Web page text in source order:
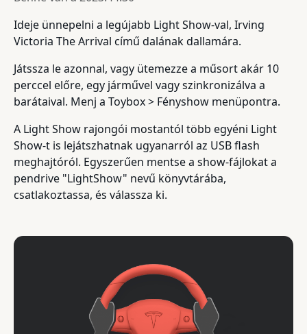
Ideje ünnepelni a legújabb Light Show-val, Irving
Victoria The Arrival című dalának dallamára.
Játssza le azonnal, vagy ütemezze a műsort akár 10
perccel előre, egy járművel vagy szinkronizálva a
barátaival. Menj a Toybox > Fényshow menüpontra.
A Light Show rajongói mostantól több egyéni Light
Show-t is lejátszhatnak ugyanarról az USB flash
meghajtóról. Egyszerűen mentse a show-fájlokat a
pendrive "LightShow" nevű könyvtárába,
csatlakoztassa, és válassza ki.